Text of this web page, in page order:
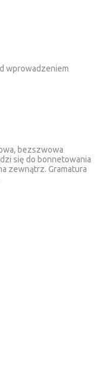
wprowadzeniem
bezszwowa
się do bonnetowania
zewnątrz. Gramatura